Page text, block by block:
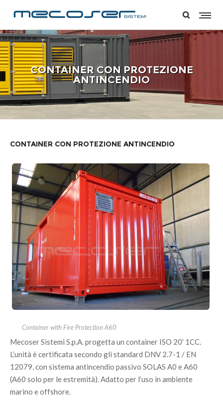
CONTAINER CON PROTEZIONE
ANTINCENDIO
CONTAINER CON PROTEZIONE ANTINCENDIO
Container with Fire Protection A60
Mecoser Sistemi S.p.A. progetta un container ISO 20′ 1CC.
L’unità è certificata secondo gli standard DNV 2.7-1 / EN
12079, con sistema antincendio passivo SOLAS A0 e A60
(A60 solo per le estremità). Adatto per l’uso in ambiente
marino e offshore.